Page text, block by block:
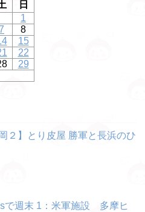
日
1
8
15
22
29
２】とり皮屋 勝軍と長浜のひ
で週末 1：米軍施設 多摩ヒ